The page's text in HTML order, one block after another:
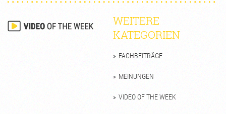
WEITERE
KATEGORIEN
FACHBEITRÄGE
MEINUNGEN
VIDEO OF THE WEEK